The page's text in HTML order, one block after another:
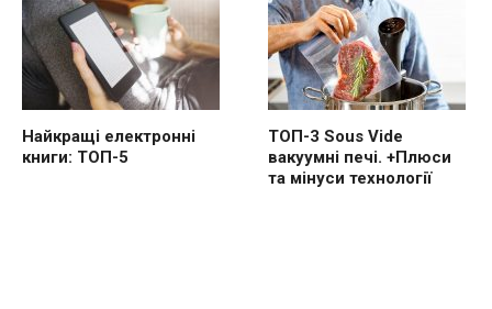
Найкращі електронні
книги: ТОП-5
ТОП-3 Sous Vide
вакуумні печі. +Плюси
та мінуси технології